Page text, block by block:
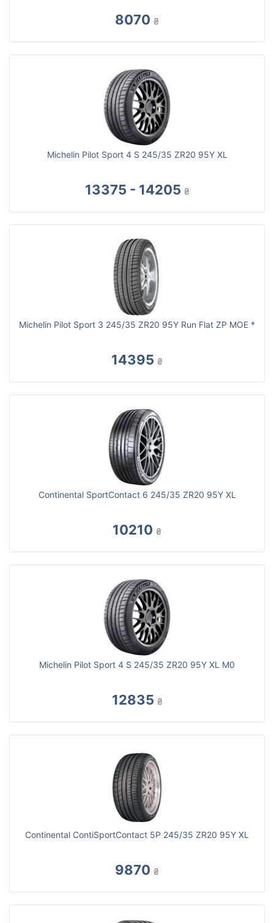
8070 ₴
Michelin Pilot Sport 4 S 245/35 ZR20 95Y XL
13375 - 14205 ₴
Michelin Pilot Sport 3 245/35 ZR20 95Y Run Flat ZP MOE *
14395 ₴
Continental SportContact 6 245/35 ZR20 95Y XL
10210 ₴
Michelin Pilot Sport 4 S 245/35 ZR20 95Y XL M0
12835 ₴
Continental ContiSportContact 5P 245/35 ZR20 95Y XL
9870 ₴